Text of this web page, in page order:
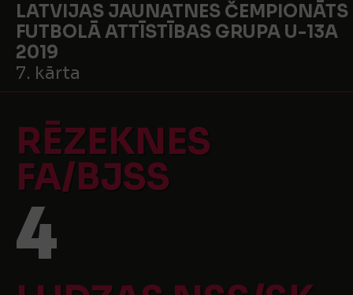
LATVIJAS JAUNATNES ČEMPIONĀTS
FUTBOLĀ ATTĪSTĪBAS GRUPA U-13A
2019
7. kārta
RĒZEKNES
FA/BJSS
4